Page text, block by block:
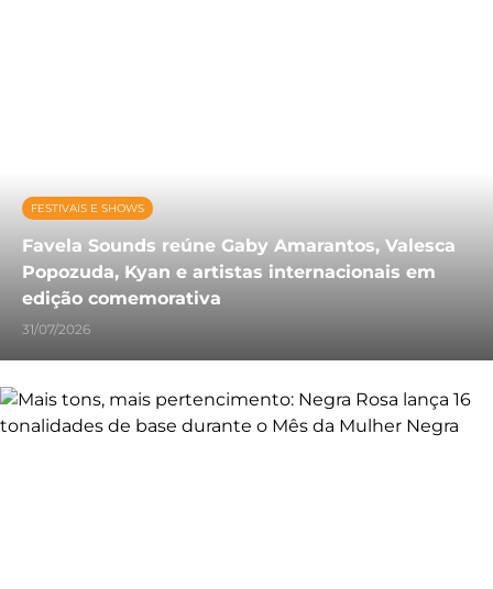
FESTIVAIS E SHOWS
Favela Sounds reúne Gaby Amarantos, Valesca
Popozuda, Kyan e artistas internacionais em
edição comemorativa
31/07/2026